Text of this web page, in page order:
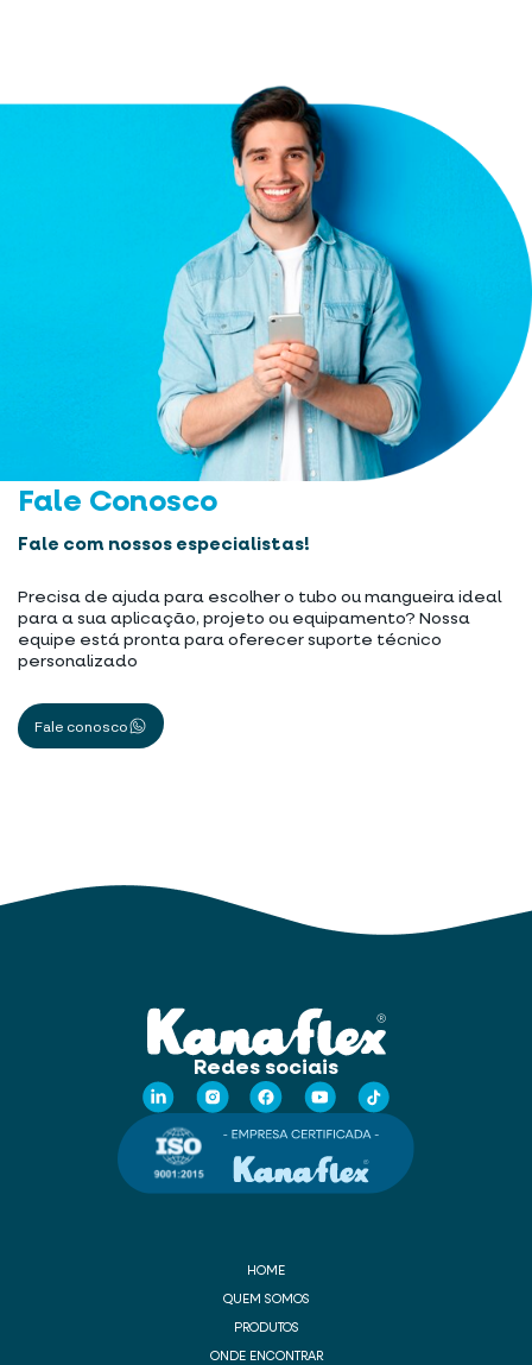
Fale Conosco
Fale com nossos especialistas!
Precisa de ajuda para escolher o tubo ou mangueira ideal
para a sua aplicação, projeto ou equipamento? Nossa
equipe está pronta para oferecer suporte técnico
personalizado
Fale conosco
Redes sociais
HOME
QUEM SOMOS
PRODUTOS
ONDE ENCONTRAR